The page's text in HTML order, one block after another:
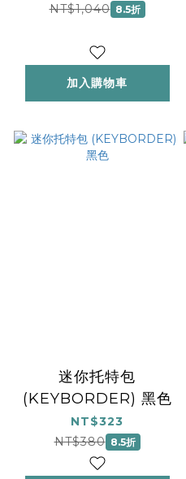
NT$1,040 8.5折
加入購物車
迷你托特包
(KEYBORDER) 黑色
NT$323
NT$380 8.5折